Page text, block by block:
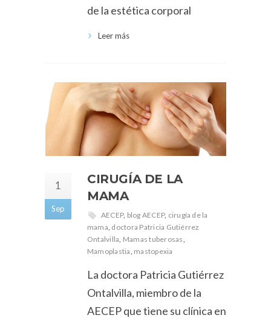
de la estética corporal
Leer más
1
Sep
CIRUGÍA DE LA
MAMA
AECEP, blog AECEP, cirugía de la
mama doctora Patricia Gutiérrez
Ontalvilla Mamas tuberosas
Mamoplastia mastopexia
La doctora Patricia Gutiérrez
Ontalvilla, miembro de la
AECEP que tiene su clínica en